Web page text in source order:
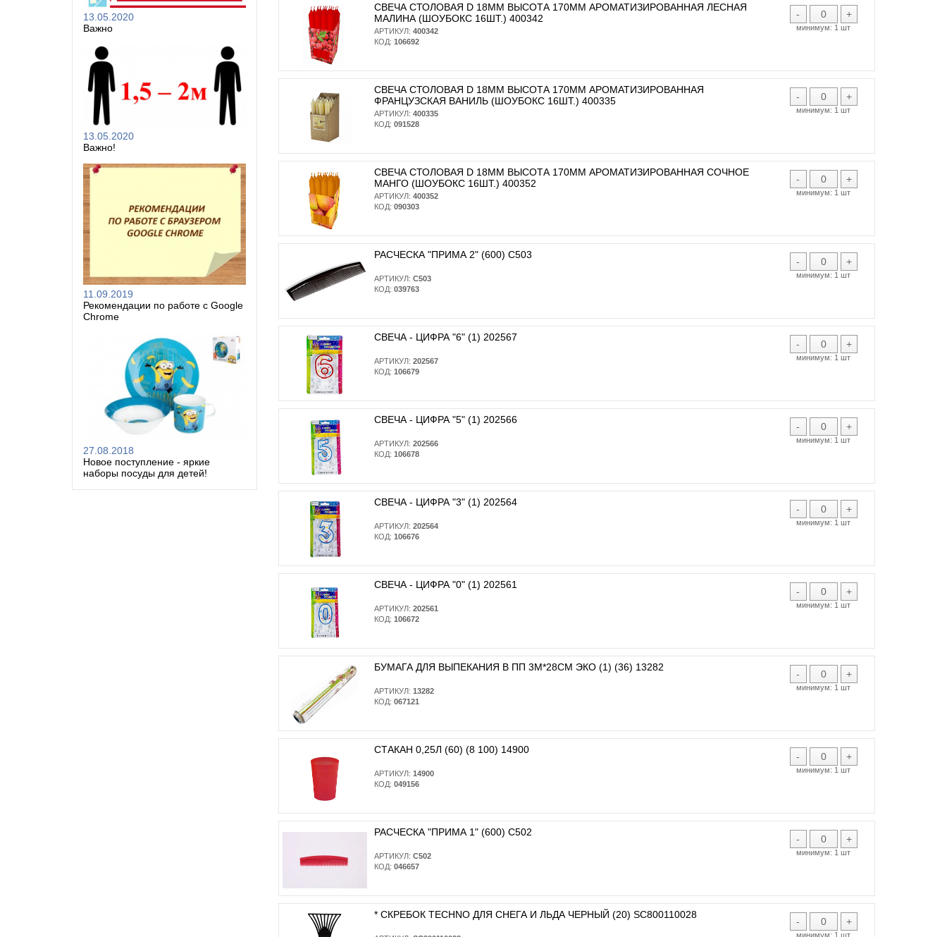
13.05.2020
Важно
13.05.2020
Важно!
11.09.2019
Рекомендации по работе с Google
Chrome
27.08.2018
Новое поступление - яркие
наборы посуды для детей!
- +
минимум: 1 шт
СВЕЧА СТОЛОВАЯ D 18ММ ВЫСОТА 170ММ АРОМАТИЗИРОВАННАЯ ЛЕСНАЯ
МАЛИНА (ШОУБОКС 16ШТ.) 400342
АРТИКУЛ: 400342
КОД: 106692
- +
минимум: 1 шт
СВЕЧА СТОЛОВАЯ D 18ММ ВЫСОТА 170ММ АРОМАТИЗИРОВАННАЯ
ФРАНЦУЗСКАЯ ВАНИЛЬ (ШОУБОКС 16ШТ.) 400335
АРТИКУЛ: 400335
КОД: 091528
- +
минимум: 1 шт
СВЕЧА СТОЛОВАЯ D 18ММ ВЫСОТА 170ММ АРОМАТИЗИРОВАННАЯ СОЧНОЕ
МАНГО (ШОУБОКС 16ШТ.) 400352
АРТИКУЛ: 400352
КОД: 090303
- +
минимум: 1 шт
РАСЧЕСКА "ПРИМА 2" (600) С503
АРТИКУЛ: С503
КОД: 039763
- +
минимум: 1 шт
СВЕЧА - ЦИФРА "6" (1) 202567
АРТИКУЛ: 202567
КОД: 106679
- +
минимум: 1 шт
СВЕЧА - ЦИФРА "5" (1) 202566
АРТИКУЛ: 202566
КОД: 106678
- +
минимум: 1 шт
СВЕЧА - ЦИФРА "3" (1) 202564
АРТИКУЛ: 202564
КОД: 106676
- +
минимум: 1 шт
СВЕЧА - ЦИФРА "0" (1) 202561
АРТИКУЛ: 202561
КОД: 106672
- +
минимум: 1 шт
БУМАГА ДЛЯ ВЫПЕКАНИЯ В ПП 3М*28СМ ЭКО (1) (36) 13282
АРТИКУЛ: 13282
КОД: 067121
- +
минимум: 1 шт
СТАКАН 0,25Л (60) (8 100) 14900
АРТИКУЛ: 14900
КОД: 049156
- +
минимум: 1 шт
РАСЧЕСКА "ПРИМА 1" (600) С502
АРТИКУЛ: С502
КОД: 046657
- +
минимум: 1 шт
* CКРЕБОК TECHNO ДЛЯ СНЕГА И ЛЬДА ЧЕРНЫЙ (20) SC800110028